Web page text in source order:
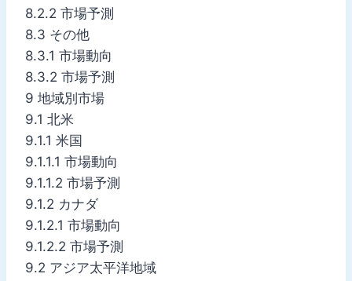
8.2.2 市場予測
8.3 その他
8.3.1 市場動向
8.3.2 市場予測
9 地域別市場
9.1 北米
9.1.1 米国
9.1.1.1 市場動向
9.1.1.2 市場予測
9.1.2 カナダ
9.1.2.1 市場動向
9.1.2.2 市場予測
9.2 アジア太平洋地域